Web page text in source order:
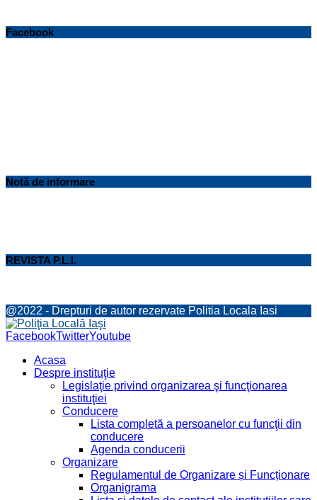
Facebook
Notă de informare
REVISTA P.L.I.
@2022 - Drepturi de autor rezervate Politia Locala Iasi
FacebookTwitterYoutube
Acasa
Despre instituţie
Legislaţie privind organizarea şi funcţionarea
instituţiei
Conducere
Lista completă a persoanelor cu funcţii din
conducere
Agenda conducerii
Organizare
Regulamentul de Organizare și Funcționare
Organigrama